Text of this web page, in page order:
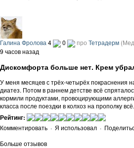
Галина Фролова 4 0 про Тетрадерм
9 часов назад
Дискомфорта больше нет. Крем
У меня месяцев с трёх-четырёх покраснения
диатез. Потом в раннем детстве всё
кормили продуктами, провоцирующими
класса после поездки в колхоз на прополку
Рейтинг:
Комментировать · Я использовал ·
Больше отзывов